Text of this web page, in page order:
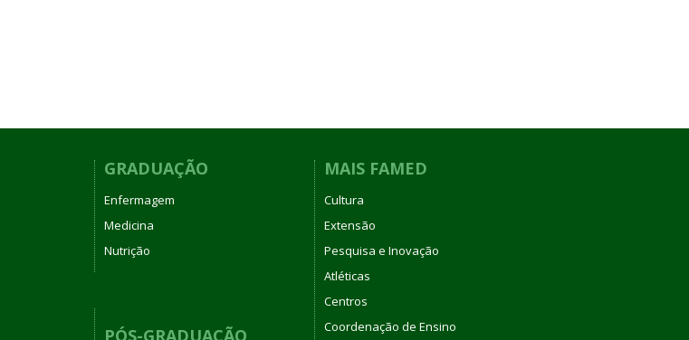
GRADUAÇÃO
Enfermagem
Medicina
Nutrição
PÓS-GRADUAÇÃO
MAIS FAMED
Cultura
Extensão
Pesquisa e Inovação
Atléticas
Centros
Coordenação de Ensino